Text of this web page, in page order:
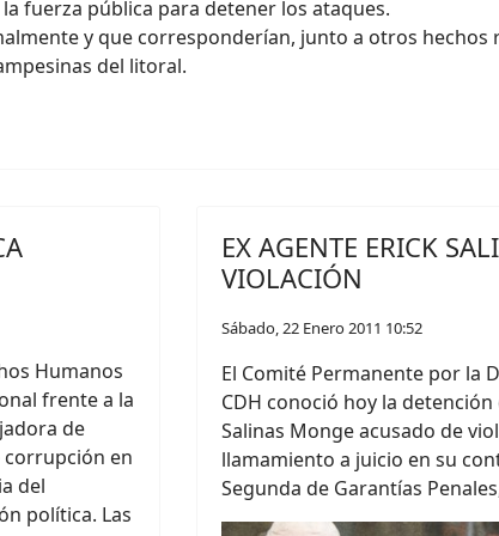
fuerza pública para detener los ataques.
y que corresponderían, junto a otros hechos
del litoral.
Humanos
frente a la
de
corrupción en
del
política. Las
EX AGENTE ERICK
VIOLACIÓN
Sábado, 22 Enero 2011 10:52
El Comité Permanente por la
CDH conoció hoy la
Salinas Monge acusado de
llamamiento a juicio en su
Segunda de Garantías